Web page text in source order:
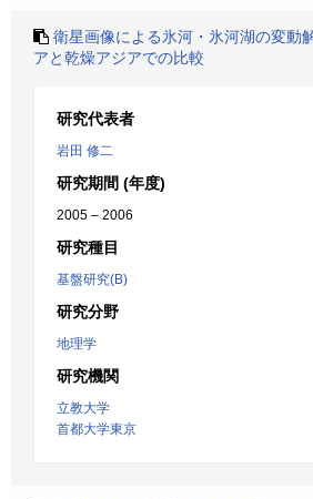
衛星画像による氷河・氷河湖の変動
アと乾燥アジアでの比較
研究代表者
岩田 修二
研究期間 (年度)
2005 – 2006
研究種目
基盤研究(B)
研究分野
地理学
研究機関
立教大学
首都大学東京